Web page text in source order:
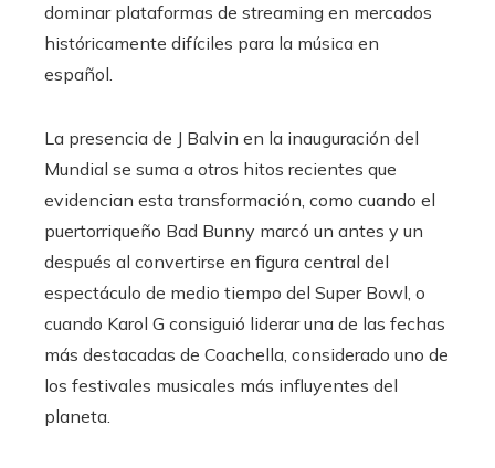
dominar plataformas de streaming en mercados
históricamente difíciles para la música en
español.
La presencia de J Balvin en la inauguración del
Mundial se suma a otros hitos recientes que
evidencian esta transformación, como cuando el
puertorriqueño Bad Bunny marcó un antes y un
después al convertirse en figura central del
espectáculo de medio tiempo del Super Bowl, o
cuando Karol G consiguió liderar una de las fechas
más destacadas de Coachella, considerado uno de
los festivales musicales más influyentes del
planeta.